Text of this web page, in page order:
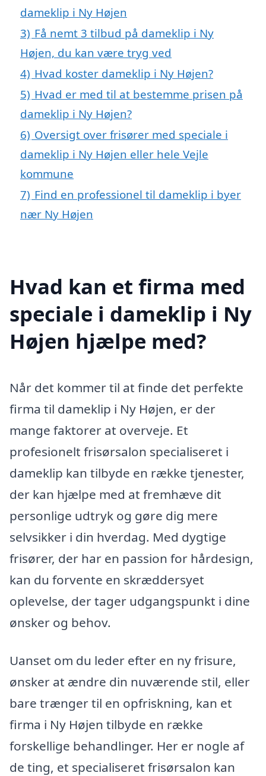
dameklip i Ny Højen
3) Få nemt 3 tilbud på dameklip i Ny
Højen, du kan være tryg ved
4) Hvad koster dameklip i Ny Højen?
5) Hvad er med til at bestemme prisen på
dameklip i Ny Højen?
6) Oversigt over frisører med speciale i
dameklip i Ny Højen eller hele Vejle
kommune
7) Find en professionel til dameklip i byer
nær Ny Højen
Hvad kan et firma med
speciale i dameklip i Ny
Højen hjælpe med?
Når det kommer til at finde det perfekte
firma til dameklip i Ny Højen, er der
mange faktorer at overveje. Et
profesionelt frisørsalon specialiseret i
dameklip kan tilbyde en række tjenester,
der kan hjælpe med at fremhæve dit
personlige udtryk og gøre dig mere
selvsikker i din hverdag. Med dygtige
frisører, der har en passion for hårdesign,
kan du forvente en skræddersyet
oplevelse, der tager udgangspunkt i dine
ønsker og behov.
Uanset om du leder efter en ny frisure,
ønsker at ændre din nuværende stil, eller
bare trænger til en opfriskning, kan et
firma i Ny Højen tilbyde en række
forskellige behandlinger. Her er nogle af
de ting, et specialiseret frisørsalon kan